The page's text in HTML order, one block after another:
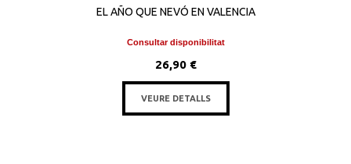
EL AÑO QUE NEVÓ EN VALENCIA
Consultar disponibilitat
26,90 €
VEURE DETALLS